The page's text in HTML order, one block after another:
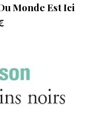
Monde Est Ici